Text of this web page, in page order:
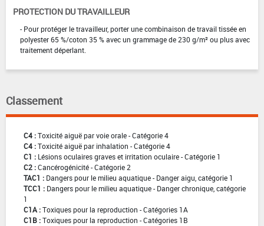
PROTECTION DU TRAVAILLEUR
- Pour protéger le travailleur, porter une combinaison de travail tissée en
polyester 65 %/coton 35 % avec un grammage de 230 g/m² ou plus avec
traitement déperlant.
Classement
C4 :Toxicité aiguë par voie orale - Catégorie 4
C4 :Toxicité aiguë par inhalation - Catégorie 4
C1 : Lésions oculaires graves et irritation oculaire - Catégorie 1
C2 :Cancérogénicité - Catégorie 2
TAC1 : Dangers pour le milieu aquatique - Danger aigu, catégorie 1
TCC1 : Dangers pour le milieu aquatique - Danger chronique, catégorie
1
C1A :Toxiques pour la reproduction - Catégories 1A
C1B :Toxiques pour la reproduction - Catégories 1B